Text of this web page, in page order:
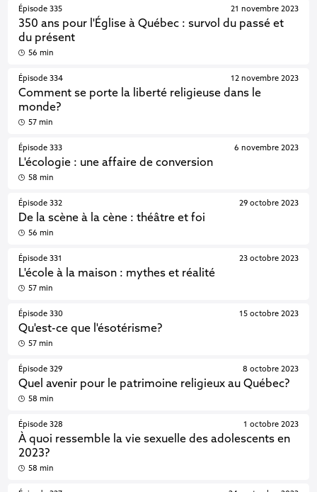
Épisode 335
350 ans pour l'Église à Québec : survol du passé et
du présent
21 novembre 2023
56 min
Épisode 334
Comment se porte la liberté religieuse dans le
monde?
12 novembre 2023
57 min
Épisode 333
L'écologie : une affaire de conversion
6 novembre 2023
58 min
Épisode 332
De la scène à la cène : théâtre et foi
29 octobre 2023
56 min
Épisode 331
L'école à la maison : mythes et réalité
23 octobre 2023
57 min
Épisode 330
Qu'est-ce que l'ésotérisme?
15 octobre 2023
57 min
Épisode 329
Quel avenir pour le patrimoine religieux au Québec?
8 octobre 2023
58 min
Épisode 328
À quoi ressemble la vie sexuelle des adolescents en
2023?
1 octobre 2023
58 min